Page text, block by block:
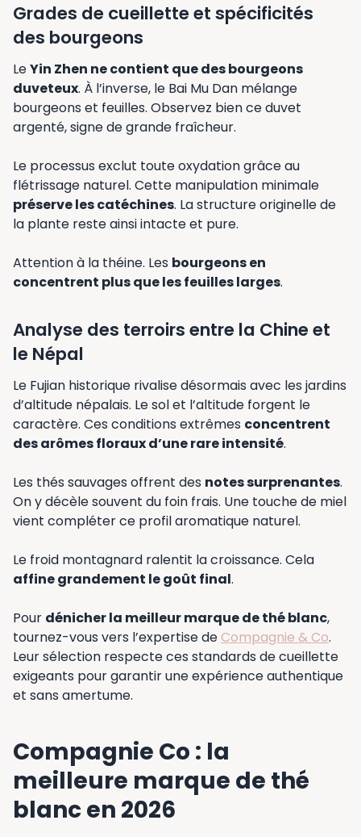
Grades de cueillette et spécificités
des bourgeons
LeYin Zhen ne contient que des bourgeons
duveteux. À l’inverse, le Bai Mu Dan mélange
bourgeons et feuilles. Observez bien ce duvet
argenté, signe de grande fraîcheur.
Le processus exclut toute oxydation grâce au
flétrissage naturel. Cette manipulation minimale
préserve les catéchines. La structure originelle de
la plante reste ainsi intacte et pure.
Attention à la théine. Les bourgeons en
concentrent plus que les feuilles larges.
Analyse des terroirs entre la Chine et
le Népal
Le Fujian historique rivalise désormais avec les jardins
d’altitude népalais. Le sol et l’altitude forgent le
caractère. Ces conditions extrêmes concentrent
des arômes floraux d’une rare intensité.
Les thés sauvages offrent des notes surprenantes.
On y décèle souvent du foin frais. Une touche de miel
vient compléter ce profil aromatique naturel.
Le froid montagnard ralentit la croissance. Cela
affine grandement le goût final.
Pour dénicher la meilleur marque de thé blanc,
tournez-vous vers l’expertise deCompagnie & Co.
Leur sélection respecte ces standards de cueillette
exigeants pour garantir une expérience authentique
et sans amertume.
Compagnie Co : la
meilleure marque de thé
blanc en 2026